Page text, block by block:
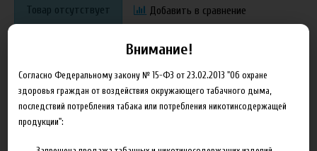
Товар отсутствует Добавить в сравнение
Внимание!
Согласно Федеральному закону № 15-ФЗ от 23.02.2013 "Об охране
здоровья граждан от воздействия окружающего табачного дыма,
последствий потребления табака или потребления никотинсодержащей
продукции":